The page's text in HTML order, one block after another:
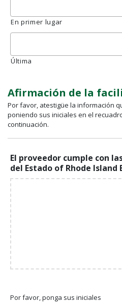
En primer lugar
Última
Afirmación de la
Por favor, atestigüe la información
poniendo sus iniciales en el
continuación.
El proveedor cumple con
del Estado of Rhode Island
Por favor, ponga sus iniciales